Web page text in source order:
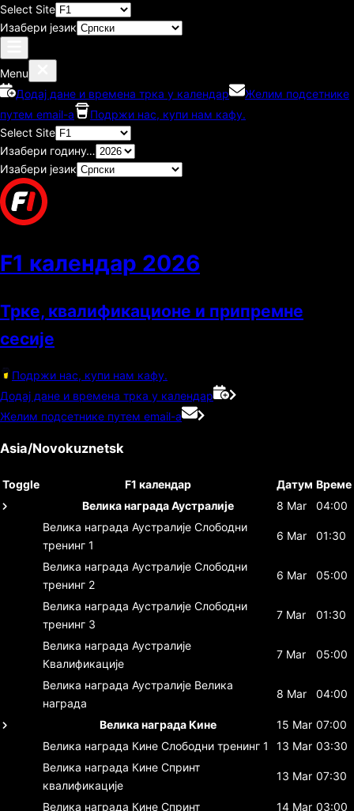
Select Site
Изабери језик
Menu
Додај дане и времена трка у календар
Желим подсетнике
путем email-а
Подржи нас, купи нам кафу.
Select Site
Изабери годину…
Изабери језик
F1 календар 2026
Трке, квалификационе и припремне
сесије
Подржи нас, купи нам кафу.
Додај дане и времена трка у календар
Желим подсетнике путем email-а
Asia/Novokuznetsk
Toggle F1 календар Датум Време
Велика награда Аустралије
8 Mar
04:00
Велика награда Аустралије Слободни
тренинг 1
6 Mar 01:30
Велика награда Аустралије Слободни
тренинг 2
6 Mar 05:00
Велика награда Аустралије Слободни
тренинг 3
7 Mar 01:30
Велика награда Аустралије
Квалификације
7 Mar 05:00
Велика награда Аустралије Велика
награда
8 Mar 04:00
Велика награда Кине 15 Mar 07:00
Велика награда Кине Слободни тренинг 1 13 Mar 03:30
Велика награда Кине Спринт
квалификације
13 Mar 07:30
Велика награда Кине Спринт 14 Mar 03:00